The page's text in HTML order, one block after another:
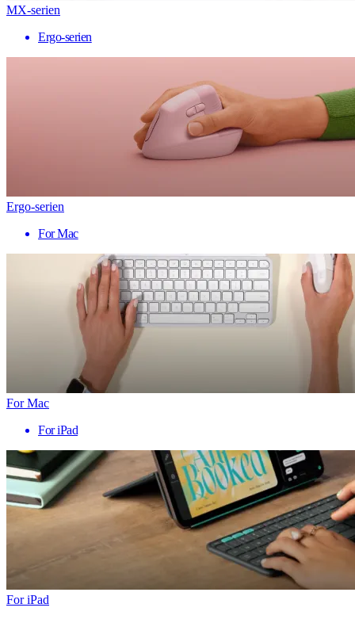
MX-serien
Ergo-serien
Ergo-serien
For Mac
For Mac
For iPad
For iPad